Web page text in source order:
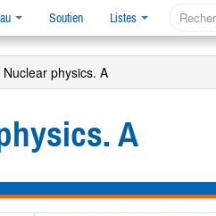
Soutien Listes
Nuclear physics. A
A